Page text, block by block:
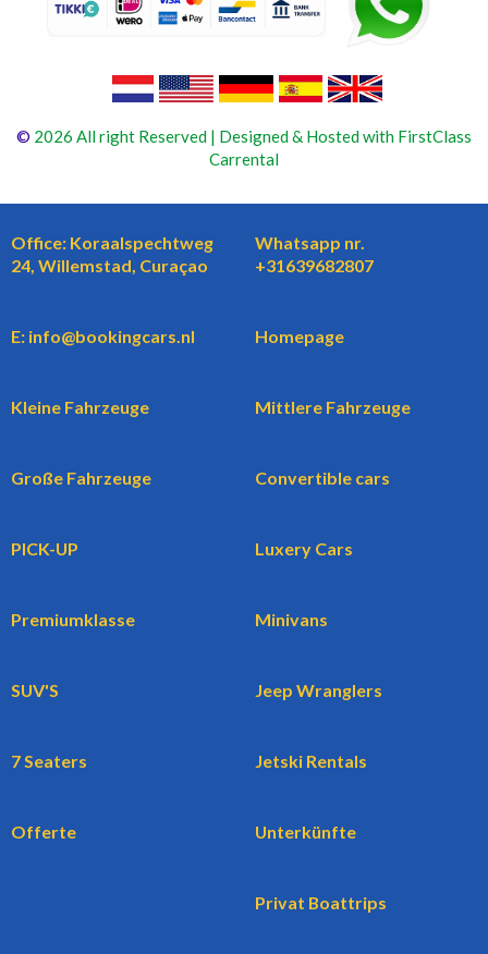
© 2026 All right Reserved | Designed & Hosted with FirstClass
Carrental
Office: Koraalspechtweg
24, Willemstad, Curaçao
Whatsapp nr.
+31639682807
E: info@bookingcars.nl Homepage
Kleine Fahrzeuge Mittlere Fahrzeuge
Große Fahrzeuge Convertible cars
PICK-UP Luxery Cars
Premiumklasse Minivans
SUV'S Jeep Wranglers
7 Seaters Jetski Rentals
Offerte Unterkünfte
Privat Boattrips